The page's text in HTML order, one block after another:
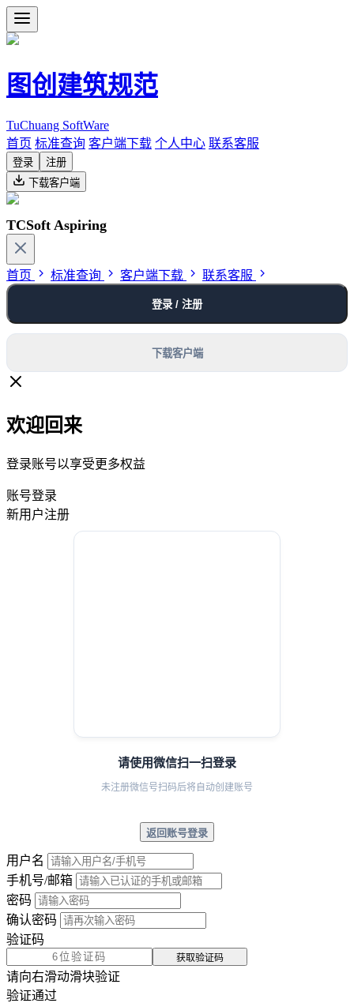
图创建筑规范
TuChuang SoftWare
首页 标准查询 客户端下载 个人中心 联系客服
登录
注册
下载客户端
TCSoft Aspiring
首页 标准查询 客户端下载 联系客服
登录 / 注册
下载客户端
欢迎回来
登录账号以享受更多权益
账号登录
新用户注册
请使用微信扫一扫登录
未注册微信号扫码后将自动创建账号
返回账号登录
用户名
手机号/邮箱
密码
确认密码
验证码
获取验证码
请向右滑动滑块验证
验证通过